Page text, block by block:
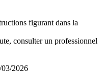
figurant dans la
consulter un professionnel
03/2026